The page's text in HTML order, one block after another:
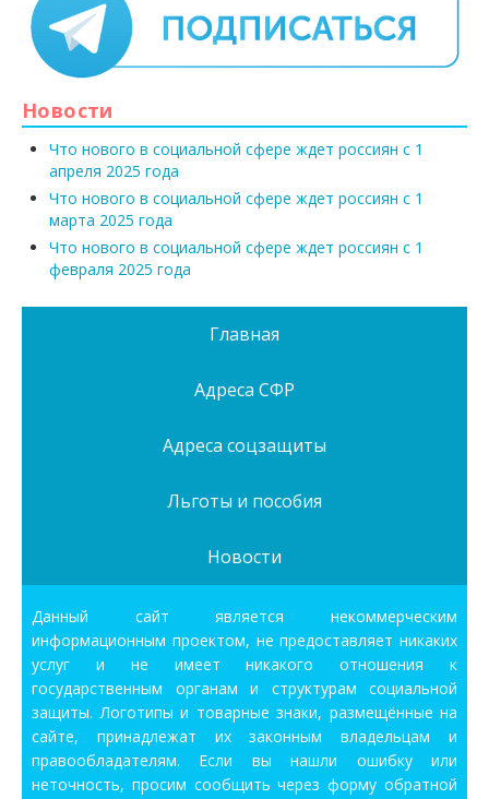
Новости
Что нового в социальной сфере ждет россиян с 1
апреля 2025 года
Что нового в социальной сфере ждет россиян с 1
марта 2025 года
Что нового в социальной сфере ждет россиян с 1
февраля 2025 года
Главная
Адреса СФР
Адреса соцзащиты
Льготы и пособия
Новости
Данный сайт является некоммерческим
информационным проектом, не предоставляет никаких
услуг и не имеет никакого отношения к
государственным органам и структурам социальной
защиты. Логотипы и товарные знаки, размещённые на
сайте, принадлежат их законным владельцам и
правообладателям. Если вы нашли ошибку или
неточность, просим сообщить через форму обратной